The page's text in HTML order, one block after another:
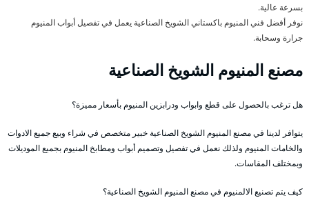
بسرعة عالية.
نوفر أفضل فني المنيوم باكستاني الشويخ الصناعية يعمل في تفصيل أبواب المنيوم
جرارة وسحابة.
مصنع المنيوم الشويخ الصناعية
هل ترغب بالحصول على قطع وابواب ودرابزين المنيوم بأسعار مميزة؟
يتوافر لدينا في مصنع المنيوم الشويخ الصناعية خبير متخصص في شراء وبيع جميع الادوات
والخامات المنيوم ولذلك نعمل في تفصيل وتصميم أبواب ومطابخ المنيوم بجميع الموديلات
وبمختلف المقاسات.
كيف يتم تصنيع الالمنيوم في مصنع المنيوم الشويخ الصناعية؟